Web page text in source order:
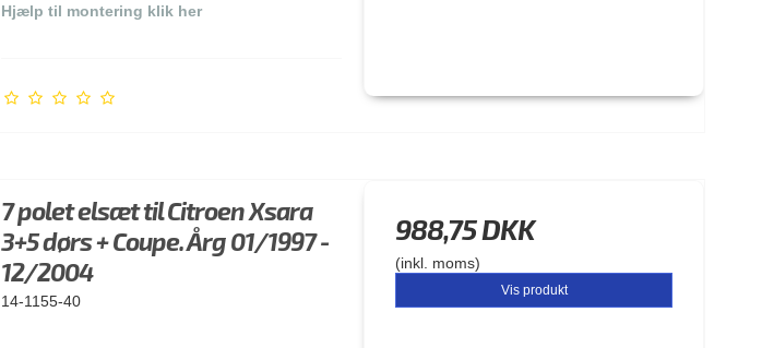
Hjælp til montering klik her
7 polet elsæt til Citroen Xsara
3+5 dørs + Coupe. Årg 01/1997 -
12/2004
14-1155-40
988,75 DKK
(inkl. moms)
Vis produkt